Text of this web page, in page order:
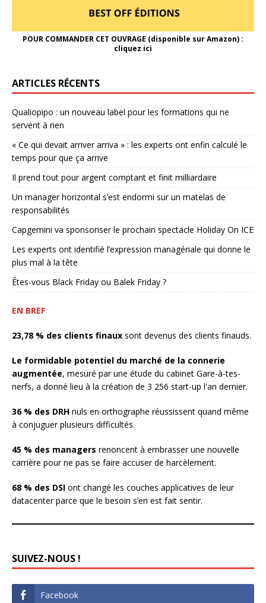
POUR COMMANDER CET OUVRAGE (disponible sur Amazon) :
cliquez ici
ARTICLES RÉCENTS
Qualiopipo : un nouveau label pour les formations qui ne
servent à rien
« Ce qui devait arriver arriva » : les experts ont enfin calculé le
temps pour que ça arrive
Il prend tout pour argent comptant et finit milliardaire
Un manager horizontal s’est endormi sur un matelas de
responsabilités
Capgemini va sponsoriser le prochain spectacle Holiday On ICE
Les experts ont identifié l’expression managériale qui donne le
plus mal à la tête
Êtes-vous Black Friday ou Balek Friday ?
EN BREF
23,78 % des clients finaux sont devenus des clients finauds.
Le formidable potentiel du marché de la connerie
augmentée, mesuré par une étude du cabinet Gare-à-tes-
nerfs, a donné lieu à la création de 3 256 start-up l'an dernier.
36 % des DRH nuls en orthographe réussissent quand même
à conjuguer plusieurs difficultés.
45 % des managers renoncent à embrasser une nouvelle
carrière pour ne pas se faire accuser de harcèlement.
68 % des DSI ont changé les couches applicatives de leur
datacenter parce que le besoin s’en est fait sentir.
SUIVEZ-NOUS !
Facebook